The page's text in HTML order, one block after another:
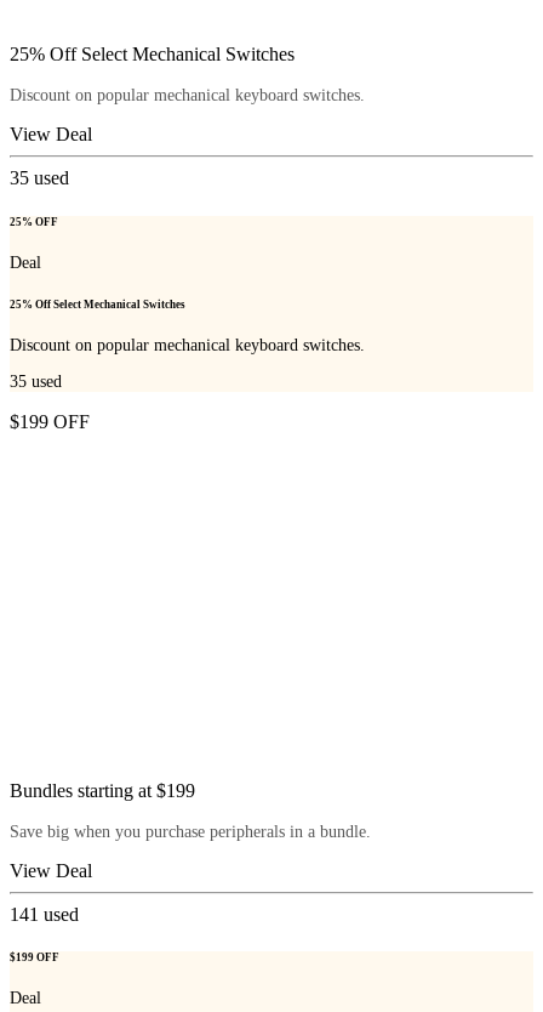
25% Off Select Mechanical Switches
Discount on popular mechanical keyboard switches.
View Deal
35 used
25% OFF
Deal
25% Off Select Mechanical Switches
Discount on popular mechanical keyboard switches.
35 used
$199 OFF
Bundles starting at $199
Save big when you purchase peripherals in a bundle.
View Deal
141 used
$199 OFF
Deal